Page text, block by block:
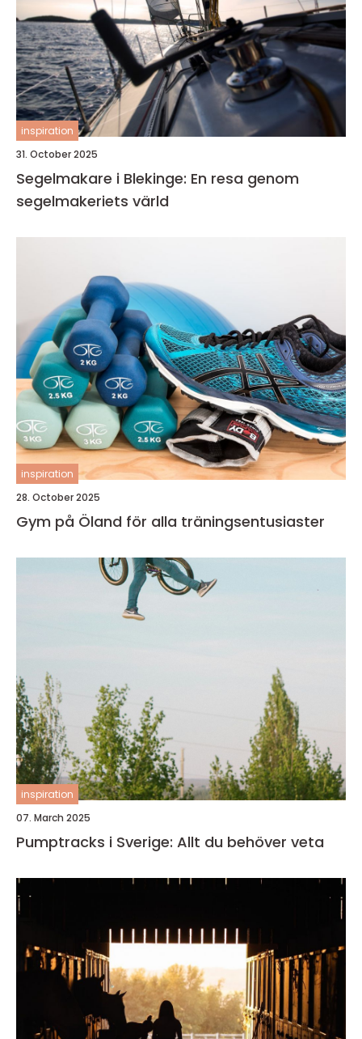
inspiration
31. October 2025
Segelmakare i Blekinge: En resa genom
segelmakeriets värld
inspiration
28. October 2025
Gym på Öland för alla träningsentusiaster
inspiration
07. March 2025
Pumptracks i Sverige: Allt du behöver veta